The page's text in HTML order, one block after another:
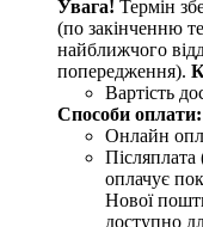
Увага! Термін
(по закінченню
найближчого
попередження).
Вартість
Способи оплати:
Онлайн
Післяплата
оплачує
Нової
доступно